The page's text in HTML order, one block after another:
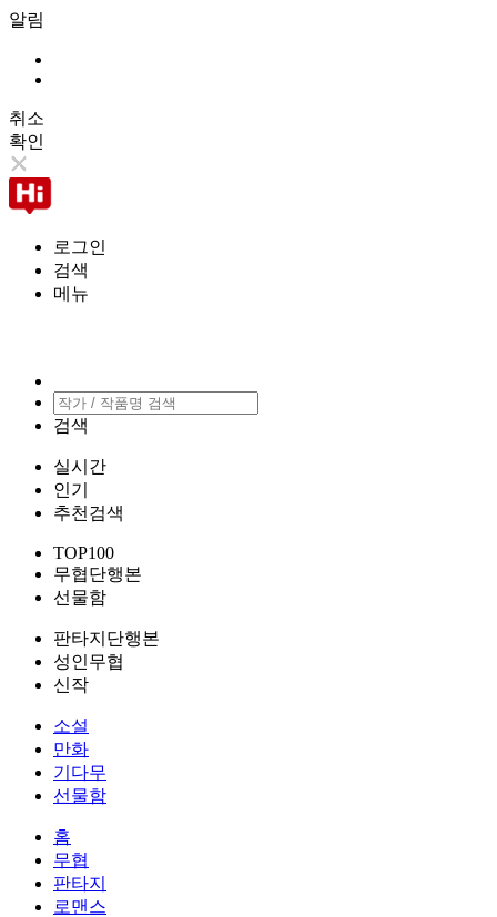
알림
취소
확인
로그인
검색
메뉴
검색
실시간
인기
추천검색
TOP100
무협단행본
선물함
판타지단행본
성인무협
신작
소설
만화
기다무
선물함
홈
무협
판타지
로맨스